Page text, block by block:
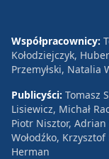
Współpracownicy:
Kołodziejczyk,
Przemyłski, Natalia
Publicyści: Tomasz
Lisiewicz, Michał
Piotr Nisztor,
Wołodźko,
Herman